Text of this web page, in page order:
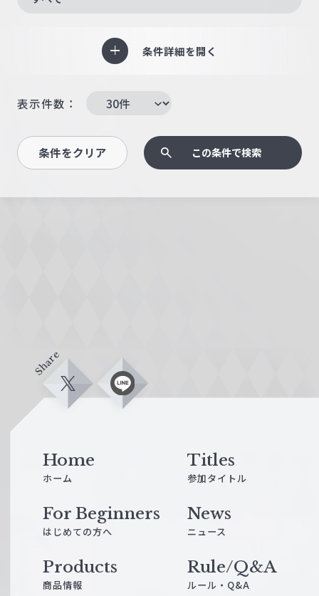
条件詳細を開く
表示件数：
条件をクリア この条件で検索
Share
X L
Home
ホーム
Titles
参加タイトル
For Beginners
はじめての方へ
News
ニュース
Products
商品情報
Rule/Q&A
ルール・Q&A